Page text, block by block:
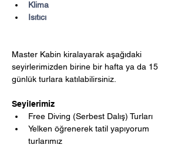
Klima
Isıtıcı
Master Kabin kiralayarak aşağıdaki
seyirlerimizden birine bir hafta ya da 15
günlük turlara katılabilirsiniz.
Seyilerimiz
Free Diving (Serbest Dalış) Turları
Yelken öğrenerek tatil yapıyorum
turlarımız